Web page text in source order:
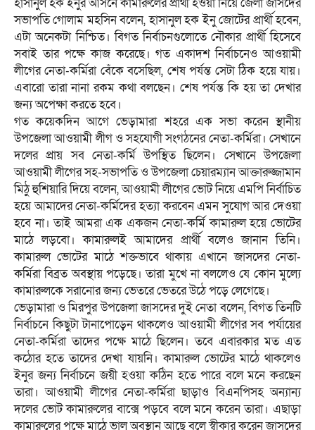
সভাপতি গোলাম মহসিন বলেন, হাসানুল হক ইনু জোটের প্রার্থী হবেন,
এটা অনেকটা নিশ্চিত। বিগত নির্বাচনগুলোতে নৌকার প্রার্থী হিসেবে
সবাই তার পক্ষে কাজ করেছে। গত একাদশ নির্বাচনেও আওয়ামী
লীগের নেতা-কর্মিরা বেঁকে বসেছিল, শেষ পর্যন্ত সেটা ঠিক হয়ে যায়।
এবারো তারা নানা রকম কথা বলছেন। শেষ পর্যন্ত কি হয় তা দেখার
জন্য অপেক্ষা করতে হবে।
গত কয়েকদিন আগে ভেড়ামারা শহরে এক সভা করেন স্থানীয়
উপজেলা আওয়ামী লীগ ও সহযোগী সংগঠনের নেতা-কর্মিরা। সেখানে
দলের প্রায় সব নেতা-কর্মি উপস্থিত ছিলেন। সেখানে উপজেলা
আওয়ামী লীগের সহ-সভাপতি ও উপজেলা চেয়ারম্যান আক্তারুজ্জামান
মিঠু হুশিয়ারি দিয়ে বলেন, আওয়ামী লীগের ভোট নিয়ে এমপি নির্বাচিত
হয়ে আমাদের নেতা-কর্মিদের হত্যা করবেন এমন সুযোগ আর দেওয়া
হবে না। তাই আমরা এক একজন নেতা-কর্মি কামারুল হয়ে ভোটের
মাঠে লড়বো। কামারুলই আমাদের প্রার্থী বলেও জানান তিনি।
কামারুল ভোটের মাঠে শক্তভাবে থাকায় এখানে জাসদের নেতা-
কর্মিরা বিব্রত অবস্থায় পড়েছে। তারা মুখে না বললেও যে কোন মুল্যে
কামারুলকে সরানোর জন্য ভেতরে ভেতরে উঠে পড়ে লেগেছে।
ভেড়ামারা ও মিরপুর উপজেলা জাসদের দুই নেতা বলেন, বিগত তিনটি
নির্বাচনে কিছুটা টানাপোড়েন থাকলেও আওয়ামী লীগের সব পর্যায়ের
নেতা-কর্মিরা তাদের পক্ষে মাঠে ছিলেন। তবে এবারকার মত এত
কঠোর হতে তাদের দেখা যায়নি। কামারুল ভোটের মাঠে থাকলেও
ইনুর জন্য নির্বাচনে জয়ী হওয়া কঠিন হতে পারে বলে মনে করছেন
তারা। আওয়ামী লীগের নেতা-কর্মিরা ছাড়াও বিএনপিসহ অন্যান্য
দলের ভোট কামারুলের বাক্সে পড়বে বলে মনে করেন তারা। এছাড়া
কামারুলের পক্ষে মাঠে ভাল অবস্থান আছে বলে স্বীকার করেন জাসদের